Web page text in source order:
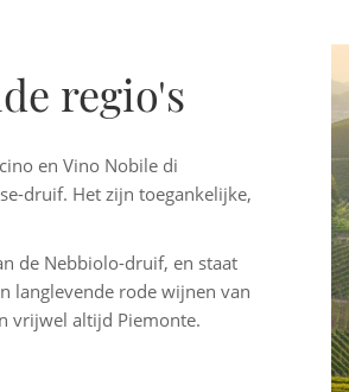
regio's
en Vino Nobile di
druif. Het zijn toegankelijke,
de Nebbiolo-druif, en staat
langlevende rode wijnen van
vrijwel altijd Piemonte.